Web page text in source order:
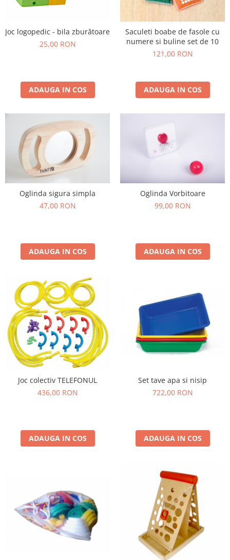
Biciclete si Triciclete
Biciclete Viking Challange
Biciclete Viking Explorer
Triciclete
Camere Senzoriale
Amenajări camere senzoriale
Echipamente camere senzoriale
Oferte pentru Camere Senzoriale
Creativitate si indemanare
Cuburi și cărămizi
Puzzle
Dezvoltare cognitiva
Jocuri matematice
Jucării de sortare
Dezvoltare psihomotrica
Dezvoltare proprioceptiva
Dezvoltare vestibulara
Echilibru
Jucarii de echilibru
Module din burete
Recunoasterea formelor
Saltele
Apa si nisip
Dezvoltarea limbajului
Figurine
Mobilier gradinita
Joc logopedic - bila zburătoare
25,00 RON
ADAUGA IN COS
Saculeti boabe de fasole cu
numere si buline set de 10
121,00 RON
ADAUGA IN COS
Oglinda sigura simpla
47,00 RON
ADAUGA IN COS
Oglinda Vorbitoare
99,00 RON
ADAUGA IN COS
Joc colectiv TELEFONUL
436,00 RON
ADAUGA IN COS
Set tave apa si nisip
722,00 RON
ADAUGA IN COS